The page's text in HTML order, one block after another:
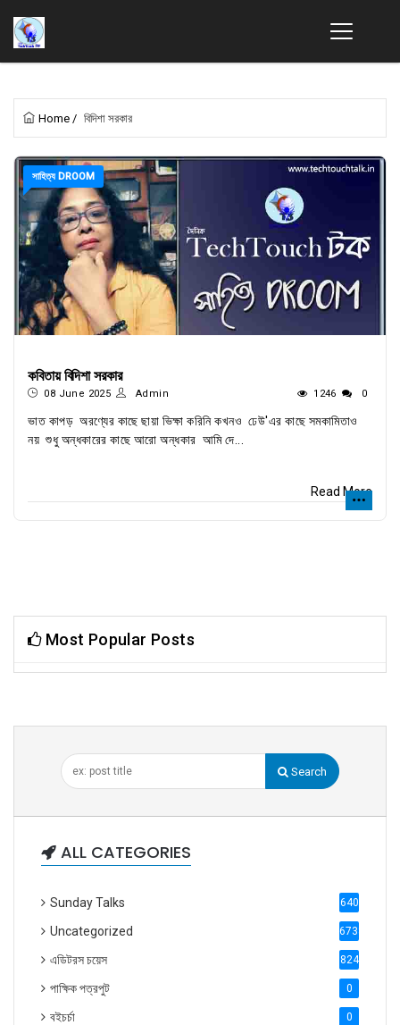
Home / বিদিশা সরকার
সাহিত্য DROOM
কবিতায় বিদিশা সরকার
08 June 2025 Admin 1246 0
ভাত কাপড় অরণ্যের কাছে ছায়া ভিক্ষা করিনি কখনও ঢেউ'এর কাছে সমকামিতাও
নয় শুধু অন্ধকারের কাছে আরো অন্ধকার আমি দে...
Read More
Most Popular Posts
Search
ALL CATEGORIES
Sunday Talks 640
Uncategorized 6738
এডিটরস চয়েস 824
পাক্ষিক পত্রপুট 0
বইচর্চা 0